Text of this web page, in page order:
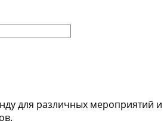
для различных мероприятий и